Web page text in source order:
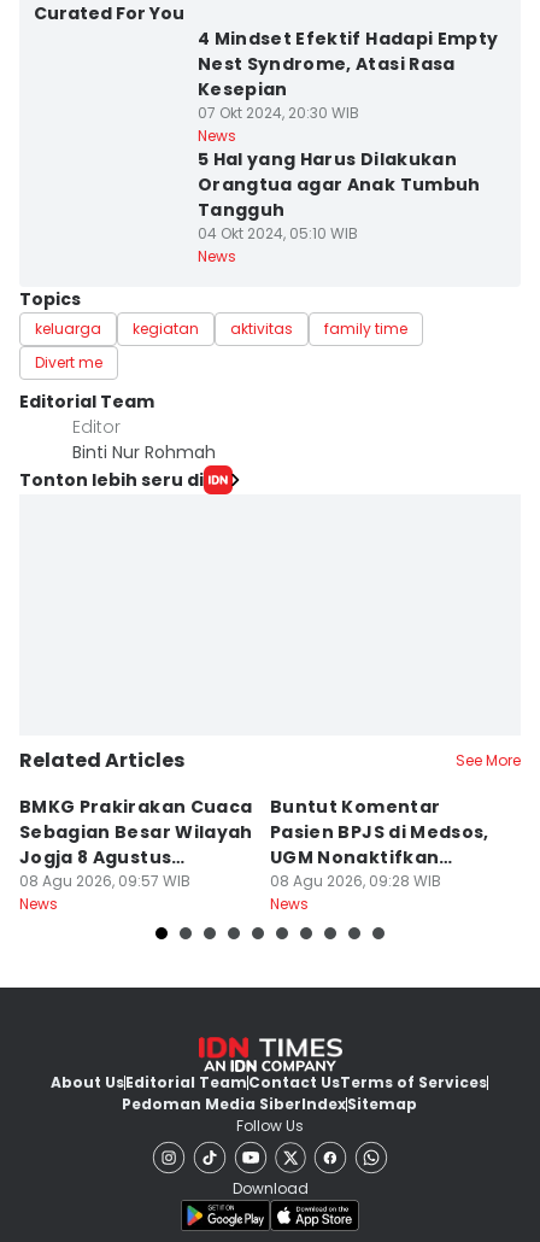
Curated For You
4 Mindset Efektif Hadapi Empty
Nest Syndrome, Atasi Rasa
Kesepian
07 Okt 2024, 20:30 WIB
News
5 Hal yang Harus Dilakukan
Orangtua agar Anak Tumbuh
Tangguh
04 Okt 2024, 05:10 WIB
News
Topics
keluarga kegiatan aktivitas
family time
Divert me
Editorial Team
Editor
Binti Nur Rohmah
Tonton lebih seru di
Related Articles See More
BMKG Prakirakan Cuaca
Sebagian Besar Wilayah
Jogja 8 Agustus
Berawan
08 Agu 2026, 09:57 WIB
News
Buntut Komentar
Pasien BPJS di Medsos,
UGM Nonaktifkan
Dokter PPDS
08 Agu 2026, 09:28 WIB
News
About UsEditorial TeamContact UsTerms of Services
Pedoman Media SiberIndexSitemap
Follow Us
Download